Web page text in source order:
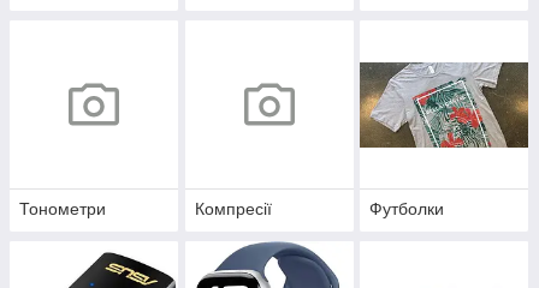
Тонометри Компресії Футболки